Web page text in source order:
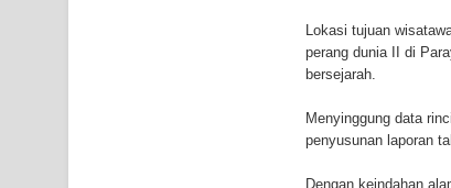
Polresta Jayapura Kota Mengungkap
Tiga Personel Polresta Jayapura Kota
Lokasi tujuan
perang dunia II di
bersejarah.
Menyinggung data
penyusunan laporan
Dengan keindahan